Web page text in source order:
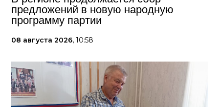
предложений в новую народную
программу партии
08 августа 2026, 10:58